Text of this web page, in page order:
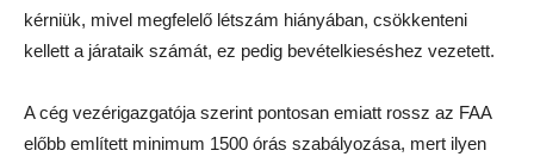
kérniük, mivel megfelelő létszám hiányában, csökkenteni
kellett a járataik számát, ez pedig bevételkieséshez vezetett.
A cég vezérigazgatója szerint pontosan emiatt rossz az FAA
előbb említett minimum 1500 órás szabályozása, mert ilyen